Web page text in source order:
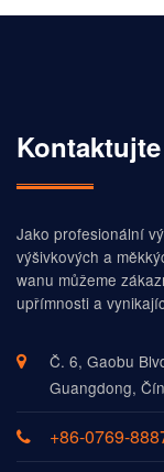
Jako profesionální
výšivkových a
wanu můžeme
upřímnosti a
Č. 6, Gaobu
Guangdong,
+86-0769-